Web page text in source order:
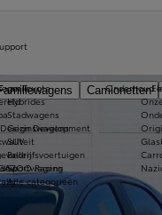
Camionetten
Hybrides
Stadwagens
Gezinswagens
SUV
Bedrijfsvoertuigen
Sportwagens
Alle categorieën
Onderhoud
van Toyota
Development
Racing